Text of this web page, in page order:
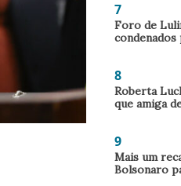
7
Foro de
8
Roberta
que amiga
9
Mais um
Bolsonaro